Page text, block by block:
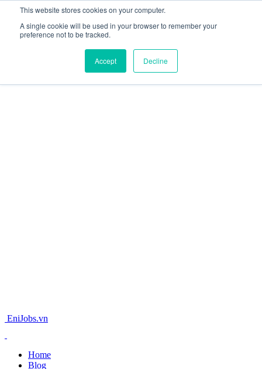
This website stores cookies on your computer.
A single cookie will be used in your browser to remember your
preference not to be tracked.
Accept Decline
EniJobs.vn
Home
Blog